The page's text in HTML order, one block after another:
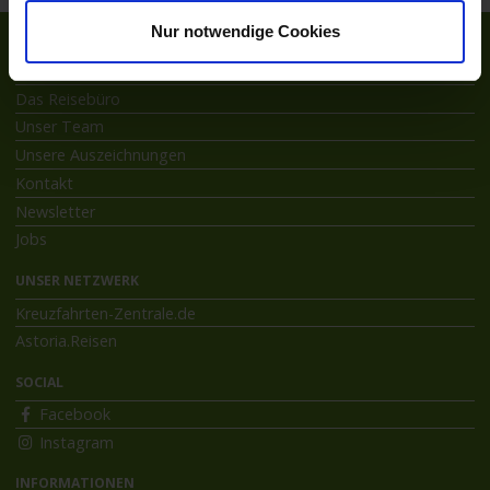
Nur notwendige Cookies
ÜBER ASTORIA
Das Reisebüro
Unser Team
Unsere Auszeichnungen
Kontakt
Newsletter
Jobs
UNSER NETZWERK
Kreuzfahrten-Zentrale.de
Astoria.Reisen
SOCIAL
Facebook
Instagram
INFORMATIONEN